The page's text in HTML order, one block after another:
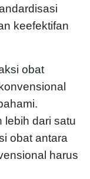
keefektifan
obat
lebih dari satu
obat antara
harus